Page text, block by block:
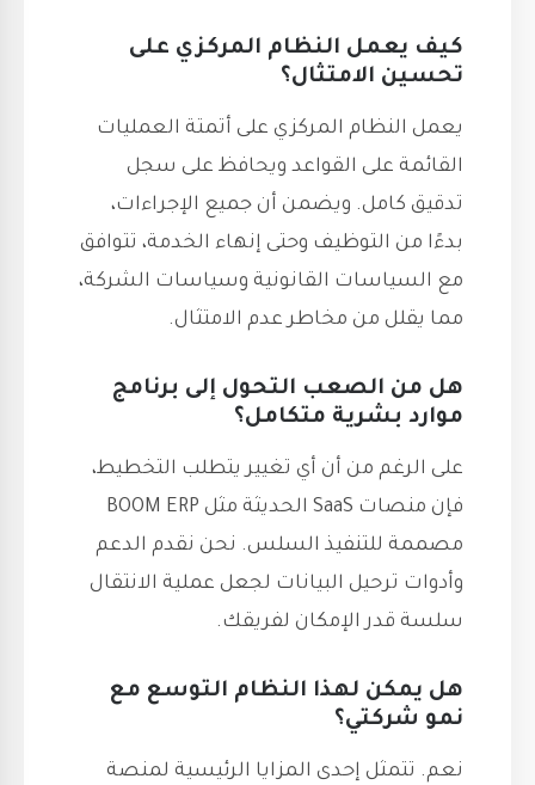
كيف يعمل النظام المركزي على
تحسين الامتثال؟
يعمل النظام المركزي على أتمتة العمليات
القائمة على القواعد ويحافظ على سجل
تدقيق كامل. ويضمن أن جميع الإجراءات،
بدءًا من التوظيف وحتى إنهاء الخدمة، تتوافق
مع السياسات القانونية وسياسات الشركة،
مما يقلل من مخاطر عدم الامتثال.
هل من الصعب التحول إلى برنامج
موارد بشرية متكامل؟
على الرغم من أن أي تغيير يتطلب التخطيط،
فإن منصات SaaS الحديثة مثل BOOM ERP
مصممة للتنفيذ السلس. نحن نقدم الدعم
وأدوات ترحيل البيانات لجعل عملية الانتقال
سلسة قدر الإمكان لفريقك.
هل يمكن لهذا النظام التوسع مع
نمو شركتي؟
نعم. تتمثل إحدى المزايا الرئيسية لمنصة